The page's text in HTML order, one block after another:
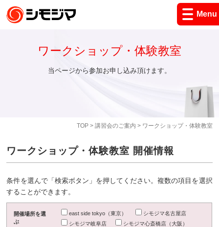
Menu
TOP> 講習会のご案内 > ワークショップ・体験教室
ワークショップ・体験教室
当ページから参加お申し込み頂けます。
ワークショップ・体験教室 開催情報
条件を選んで「検索ボタン」を押してください。複数の項目を選択
することができます。
開催場所を選
ぶ
east side tokyo（東京）
シモジマ名古屋店
シモジマ岐阜店
シモジマ心斎橋店（大阪）